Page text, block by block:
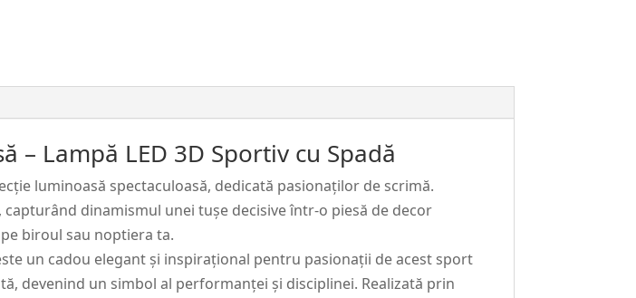
/
Spadă
#215
– Lampă LED 3D Sportiv cu Spadă
luminoasă spectaculoasă, dedicată pasionaților de scrimă.
dinamismul unei tușe decisive într-o piesă de decor
biroul sau noptiera ta.
un cadou elegant și inspirațional pentru pasionații de acest sport
devenind un simbol al performanței și disciplinei. Realizată prin